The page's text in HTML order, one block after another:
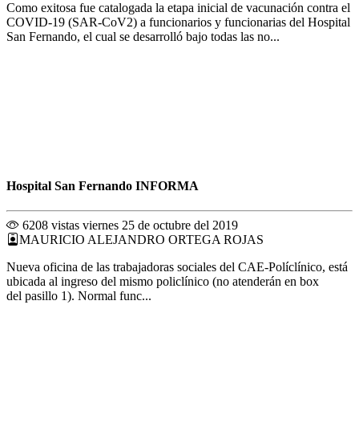
Como exitosa fue catalogada la etapa inicial de vacunación contra el
COVID-19 (SAR-CoV2) a funcionarios y funcionarias del Hospital
San Fernando, el cual se desarrolló bajo todas las no...
Hospital San Fernando INFORMA
6208 vistas viernes 25 de octubre del 2019
MAURICIO ALEJANDRO ORTEGA ROJAS
Nueva oficina de las trabajadoras sociales del CAE-Políclínico, está
ubicada al ingreso del mismo policlínico (no atenderán en box
del pasillo 1). Normal func...